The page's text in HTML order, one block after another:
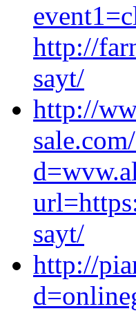
http://
sayt/
http://
sayt/
http://